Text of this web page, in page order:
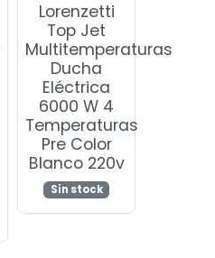
Lorenzetti
Top Jet
Multitemperaturas
Ducha
Eléctrica
6000 W 4
Temperaturas
Pre Color
Blanco 220v
Sin stock